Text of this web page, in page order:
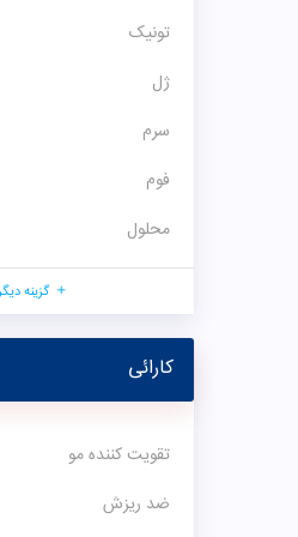
تونیک
ژل
سرم
فوم
محلول
گزینه دیگر
کارائی
تقویت کننده مو
ضد ریزش